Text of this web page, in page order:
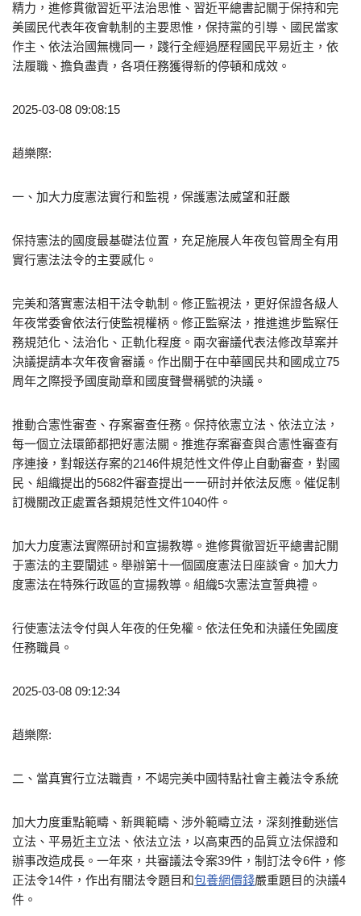
精力，進修貫徹習近平法治思惟、習近平總書記關于保持和完
美國民代表年夜會軌制的主要思惟，保持黨的引導、國民當家
作主、依法治國無機同一，踐行全經過歷程國民平易近主，依
法履職、擔負盡責，各項任務獲得新的停頓和成效。
2025-03-08 09:08:15
趙樂際:
一、加大力度憲法實行和監視，保護憲法威望和莊嚴
保持憲法的國度最基礎法位置，充足施展人年夜包管周全有用
實行憲法法令的主要感化。
完美和落實憲法相干法令軌制。修正監視法，更好保證各級人
年夜常委會依法行使監視權柄。修正監察法，推進進步監察任
務規范化、法治化、正軌化程度。兩次審議代表法修改草案并
決議提請本次年夜會審議。作出關于在中華國民共和國成立75
周年之際授予國度勛章和國度聲譽稱號的決議。
推動合憲性審查、存案審查任務。保持依憲立法、依法立法，
每一個立法環節都把好憲法關。推進存案審查與合憲性審查有
序連接，對報送存案的2146件規范性文件停止自動審查，對國
民、組織提出的5682件審查提出一一研討并依法反應。催促制
訂機關改正處置各類規范性文件1040件。
加大力度憲法實際研討和宣揚教導。進修貫徹習近平總書記關
于憲法的主要闡述。舉辦第十一個國度憲法日座談會。加大力
度憲法在特殊行政區的宣揚教導。組織5次憲法宣誓典禮。
行使憲法法令付與人年夜的任免權。依法任免和決議任免國度
任務職員。
2025-03-08 09:12:34
趙樂際:
二、當真實行立法職責，不竭完美中國特點社會主義法令系統
加大力度重點範疇、新興範疇、涉外範疇立法，深刻推動迷信
立法、平易近主立法、依法立法，以高東西的品質立法保證和
辦事改造成長。一年來，共審議法令案39件，制訂法令6件，修
正法令14件，作出有關法令題目和包養網價錢嚴重題目的決議4
件。